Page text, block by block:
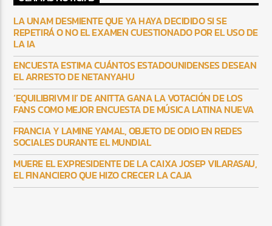
LA UNAM DESMIENTE QUE YA HAYA DECIDIDO SI SE
REPETIRÁ O NO EL EXAMEN CUESTIONADO POR EL USO DE
LA IA
ENCUESTA ESTIMA CUÁNTOS ESTADOUNIDENSES DESEAN
EL ARRESTO DE NETANYAHU
‘EQUILIBRIVM II’ DE ANITTA GANA LA VOTACIÓN DE LOS
FANS COMO MEJOR ENCUESTA DE MÚSICA LATINA NUEVA
FRANCIA Y LAMINE YAMAL, OBJETO DE ODIO EN REDES
SOCIALES DURANTE EL MUNDIAL
MUERE EL EXPRESIDENTE DE LA CAIXA JOSEP VILARASAU,
EL FINANCIERO QUE HIZO CRECER LA CAJA